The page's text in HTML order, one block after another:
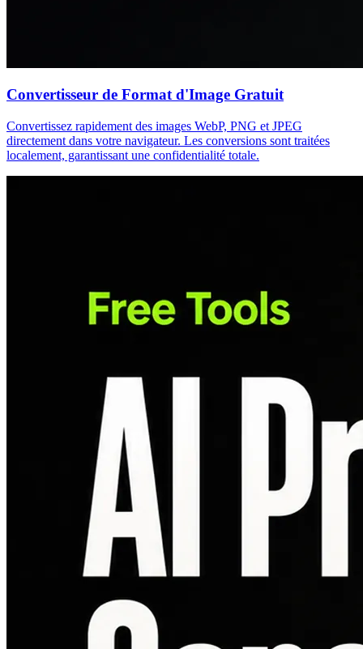
Convertisseur de Format d'Image Gratuit
Convertissez rapidement des images WebP, PNG et JPEG
directement dans votre navigateur. Les conversions sont traitées
localement, garantissant une confidentialité totale.